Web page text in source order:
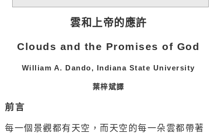
雲和上帝的應許
Clouds and the Promises of God
William A. Dando, Indiana State University
葉梓斌譯
前言
每一個景觀都有天空，而天空的每一朵雲都帶著